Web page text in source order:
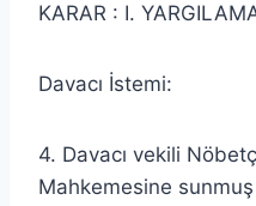
KARAR : I.
Davacı İstemi:
4. Davacı vekili
Mahkemesine